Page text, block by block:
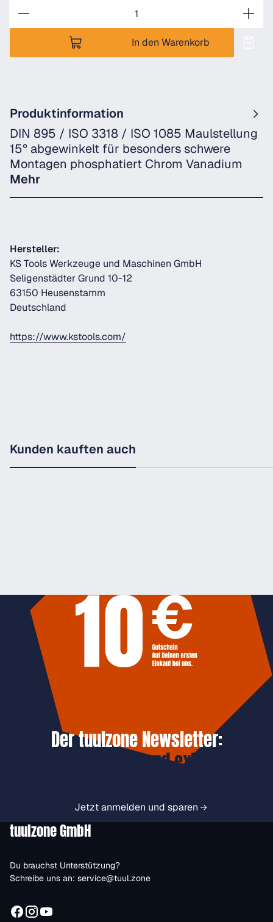
In den Warenkorb
Produktinformation
DIN 895 / ISO 3318 / ISO 1085 Maulstellung
15° abgewinkelt für besonders schwere
Montagen phosphatiert Chrom Vanadium
Mehr
Hersteller:
KS Tools Werkzeuge und Maschinen GmbH
Seligenstädter Grund 10-12
63150 Heusenstamm
Deutschland
https://www.kstools.com/
Kunden kauften auch
Der tuulzone Newsletter:
Jetzt anmelden und exklusive
Jetzt anmelden und sparen
tuulzone GmbH
Du brauchst Unterstützung?
Schreibe uns an: service@tuul.zone